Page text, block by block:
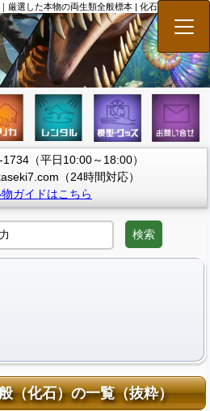
厳選した本物の両生類全般標本 | 化石セブン
メ
（平日10:00～18:00）
（24時間対応）
ガイドはこちら
検索
（化石）の一覧（抜粋）